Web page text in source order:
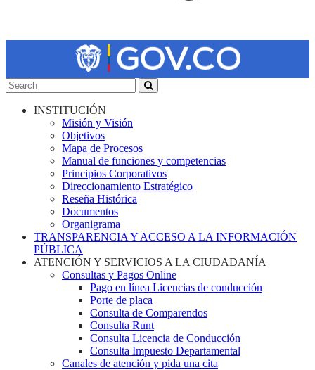
INSTITUCIÓN
Misión y Visión
Objetivos
Mapa de Procesos
Manual de funciones y competencias
Principios Corporativos
Direccionamiento Estratégico
Reseña Histórica
Documentos
Organigrama
TRANSPARENCIA Y ACCESO A LA INFORMACIÓN
PÚBLICA
ATENCIÓN Y SERVICIOS A LA CIUDADANÍA
Consultas y Pagos Online
Pago en línea Licencias de conducción
Porte de placa
Consulta de Comparendos
Consulta Runt
Consulta Licencia de Conducción
Consulta Impuesto Departamental
Canales de atención y pida una cita